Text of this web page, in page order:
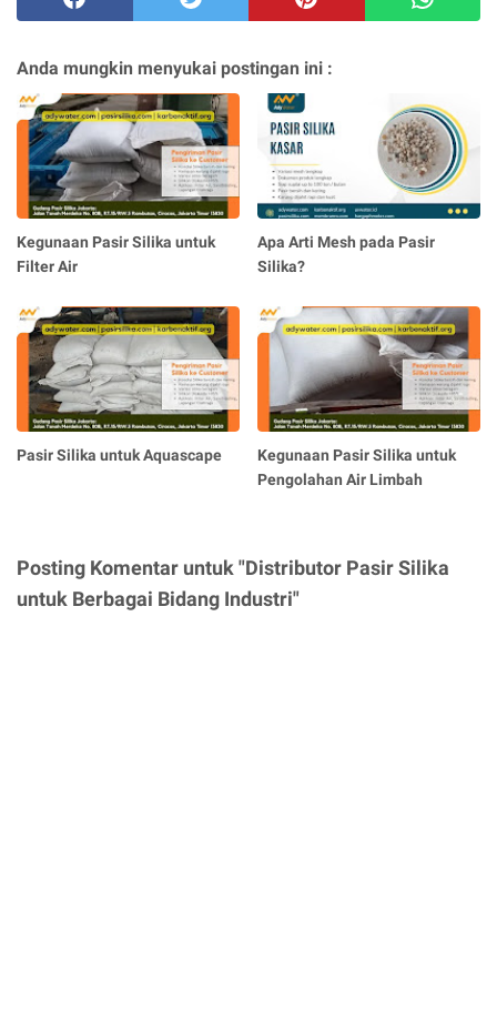
Anda mungkin menyukai postingan ini :
Kegunaan Pasir Silika untuk
Filter Air
Apa Arti Mesh pada Pasir
Silika?
Pasir Silika untuk Aquascape
Kegunaan Pasir Silika untuk
Pengolahan Air Limbah
Posting Komentar untuk "Distributor Pasir Silika
untuk Berbagai Bidang Industri"